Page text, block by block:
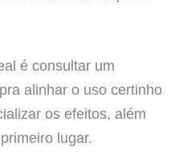
é consultar um
alinhar o uso certinho
os efeitos, além
lugar.